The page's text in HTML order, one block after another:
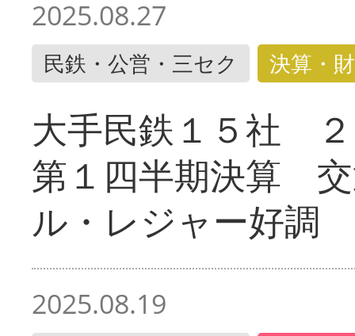
2025.08.27
民鉄・公営・三セク 決算・
大手民鉄１５社
第１四半期決算
ル・レジャー好調
2025.08.19